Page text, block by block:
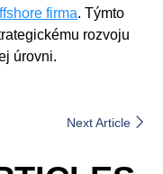
firma. Týmto
rozvoju
úrovni.
Next Article